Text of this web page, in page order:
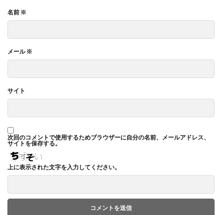
名前 ※
メール※
サイト
次回のコメントで使用するためブラウザーに自分の名前、メールアドレス、
サイトを保存する。
上に表示された文字を入力してください。